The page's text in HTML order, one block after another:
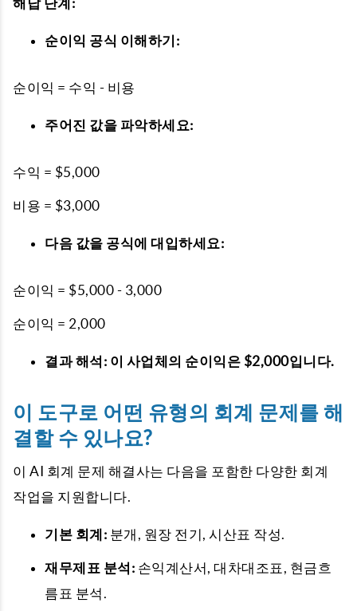
순이익 공식 이해하기:
순이익 = 수익 - 비용
주어진 값을 파악하세요:
수익 = $5,000
비용 = $3,000
다음 값을 공식에 ​​대입하세요:
순이익 = $5,000 - 3,000
순이익 = 2,000
결과 해석: 이 사업체의 순이익은 $2,000입니다.
이 도구로 어떤 유형의 회계 문제를 해
결할 수 있나요?
이 AI 회계 문제 해결사는 다음을 포함한 다양한 회계
작업을 지원합니다.
기본 회계: 분개, 원장 전기, 시산표 작성.
재무제표 분석: 손익계산서, 대차대조표, 현금흐
름표 분석.